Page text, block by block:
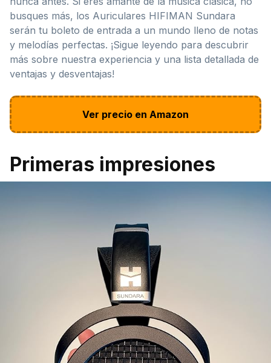
busques más, los Auriculares HIFIMAN Sundara
serán tu boleto de entrada a un mundo lleno de notas
y melodías perfectas. ¡Sigue leyendo para descubrir
más sobre nuestra experiencia y una lista detallada de
ventajas y desventajas!
Ver precio en Amazon
Primeras impresiones